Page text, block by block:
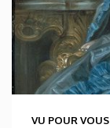
VU POUR VOUS